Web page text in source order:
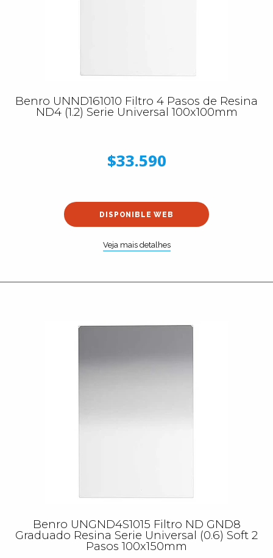
Benro UNND161010 Filtro 4 Pasos de Resina
ND4 (1.2) Serie Universal 100x100mm
$33.590
DISPONIBLE WEB
Veja mais detalhes
Benro UNGND4S1015 Filtro ND GND8
Graduado Resina Serie Universal (0.6) Soft 2
Pasos 100x150mm